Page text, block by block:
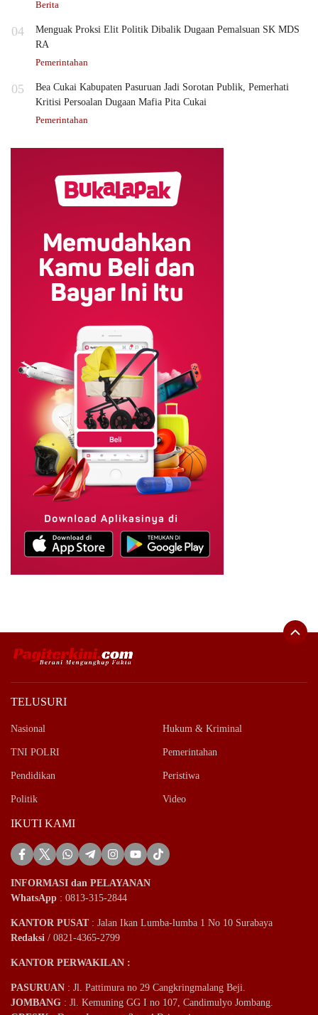
Berita
04
Menguak Proksi Elit Politik Dibalik Dugaan Pemalsuan SK MDS
RA
Pemerintahan
05
Bea Cukai Kabupaten Pasuruan Jadi Sorotan Publik, Pemerhati
Kritisi Persoalan Dugaan Mafia Pita Cukai
Pemerintahan
TELUSURI
Nasional Hukum & Kriminal
TNI POLRI Pemerintahan
Pendidikan Peristiwa
Politik Video
IKUTI KAMI
INFORMASI dan PELAYANAN
WhatsApp : 0813-315-2844
KANTOR PUSAT: Jalan Ikan Lumba-lumba 1 No 10 Surabaya
Redaksi / 0821-4365-2799
KANTOR PERWAKILAN :
PASURUAN : Jl. Pattimura no 29 Cangkringmalang Beji.
JOMBANG : Jl. Kemuning GG I no 107, Candimulyo Jombang.